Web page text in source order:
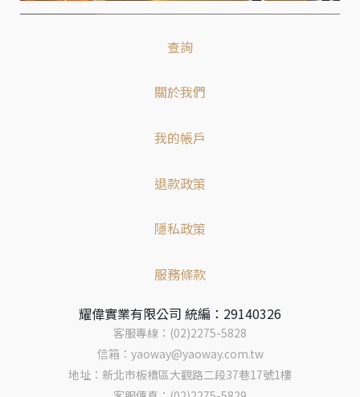
查詢
關於我們
我的帳戶
退款政策
隱私政策
服務條款
耀偉實業有限公司 統編：29140326
客服專線：(02)2275-5828
信箱：yaoway@yaoway.com.tw
地址：新北市板橋區大觀路二段37巷17號1樓